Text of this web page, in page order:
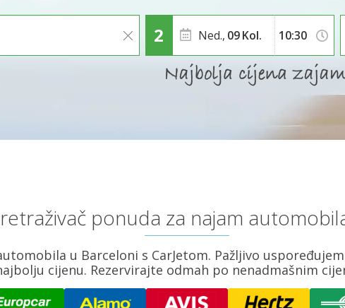
Ned., 09Kol.
ponuda za najam
u Barceloni s CarJetom. Pažljivo
cijenu. Rezervirajte odmah po nenadmašnim